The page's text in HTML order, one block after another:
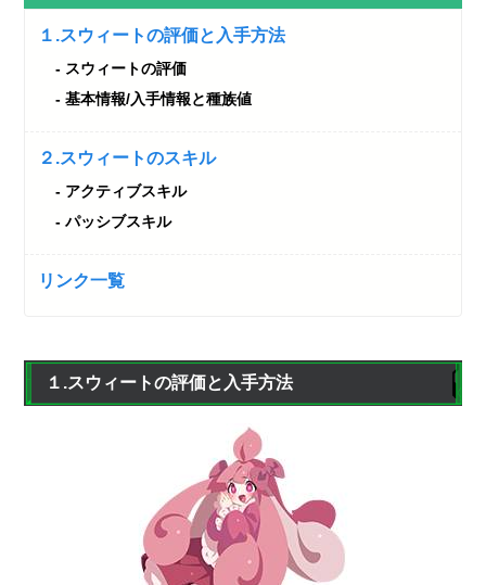
１.スウィートの評価と入手方法
スウィートの評価
基本情報/入手情報と種族値
２.スウィートのスキル
アクティブスキル
パッシブスキル
リンク一覧
１.スウィートの評価と入手方法